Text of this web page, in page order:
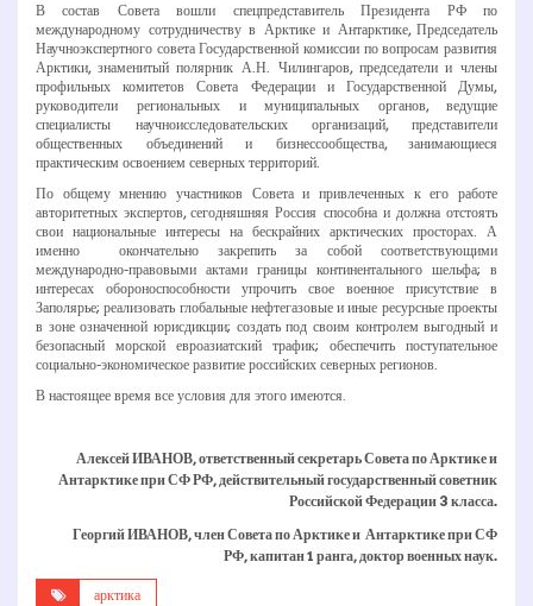
В состав Совета вошли спецпредставитель Президента РФ по
международному сотрудничеству в Арктике и Антарктике, Председатель
Научно­экспертного совета Государственной комиссии по вопросам развития
Арктики, знаменитый полярник А.Н. Чилингаров, председатели и члены
профильных комитетов Совета Федерации и Государственной Думы,
руководители региональных и муниципальных органов, ведущие
специалисты научно­исследовательских организаций, представители
общественных объединений и бизнес­сообщества, занимающиеся
практическим освоением северных территорий.
По общему мнению участников Совета и привлеченных к его работе
авторитетных экспертов, сегодняшняя Россия способна и должна отстоять
свои национальные интересы на бескрайних арктических просторах. А
именно ­ окончательно закрепить за собой соответствующими
международно­-правовыми актами границы континентального шельфа; в
интересах обороноспособности упрочить свое военное присутствие в
Заполярье; реализовать глобальные нефтегазовые и иные ресурсные проекты
в зоне означенной юрисдикции; создать под своим контролем выгодный и
безопасный морской евроазиатский трафик; обеспечить поступательное
социально-­экономическое развитие российских северных регионов.
В настоящее время все условия для этого имеются.
Алексей ИВАНОВ,ответственный секретарь Совета по Арктике и
Антарктике при СФ РФ, действительный государственный советник
Российской Федерации 3 класса.
Георгий ИВАНОВ,член Совета по Арктике и Антарктике при СФ
РФ,капитан 1 ранга,доктор военных наук.
арктика